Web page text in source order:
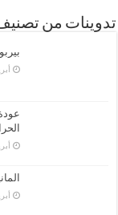
تدوينات من